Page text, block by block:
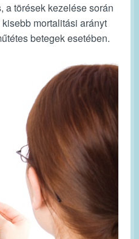
a törések kezelése során
mortalitási arányt
betegek esetében.